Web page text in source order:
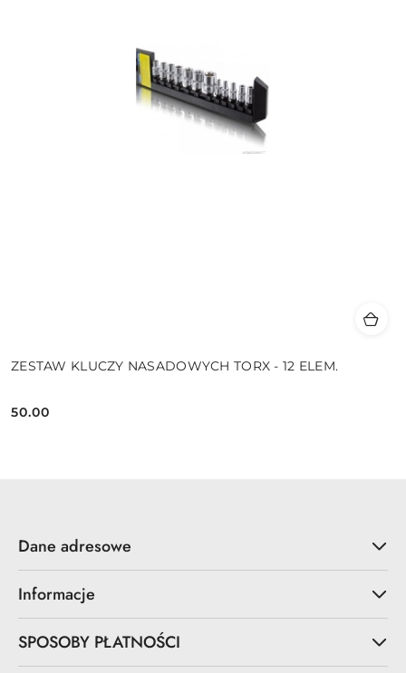
ZESTAW KLUCZY NASADOWYCH TORX - 12 ELEM.
Cena:
50.00
Dane adresowe
Informacje
SPOSOBY PŁATNOŚCI